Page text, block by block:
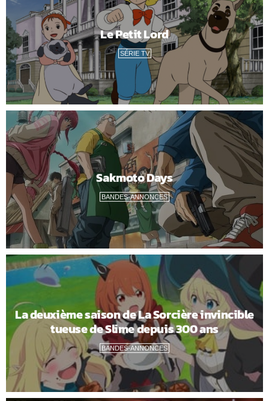
Le Petit Lord
SÉRIE TV
Sakmoto Days
BANDES-ANNONCES
La deuxième saison de La Sorcière invincible
tueuse de Slime depuis 300 ans
BANDES-ANNONCES